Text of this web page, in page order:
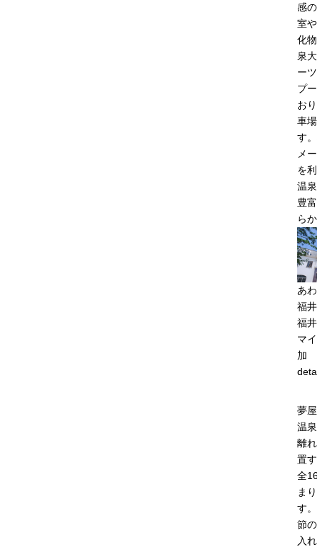
感
室
化
泉
ー
プ
お
車
す
メ
を
温
豊
ら
あ
福
福
マ
加
夢
温
離
置
全
ま
す
節
入